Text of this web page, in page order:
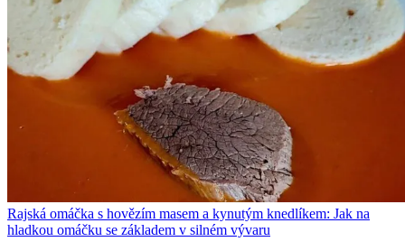
Rajská omáčka s hovězím masem a kynutým knedlíkem: Jak na
hladkou omáčku se základem v silném vývaru